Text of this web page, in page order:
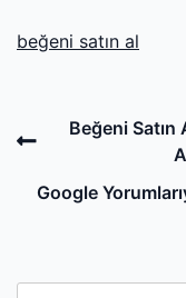
beğeni satın al
PreviousBeğeni Satın
Google